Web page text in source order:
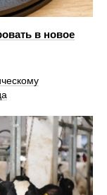
в новое